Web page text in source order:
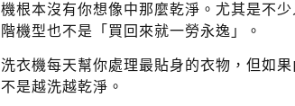
機根本沒有你想像中那麼乾淨。尤其是不
階機型也不是「買回來就一勞永逸」。
洗衣機每天幫你處理最貼身的衣物，但如
不是越洗越乾淨。